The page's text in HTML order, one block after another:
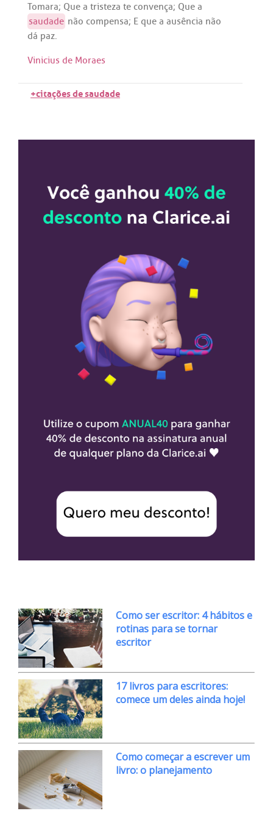
Tomara; Que a tristeza te convença; Que a
saudade não compensa; E que a ausência não
dá paz.
Vinicius de Moraes
+citações de saudade
Como ser escritor: 4 hábitos e
rotinas para se tornar
escritor
17 livros para escritores:
comece um deles ainda hoje!
Como começar a escrever um
livro: o planejamento